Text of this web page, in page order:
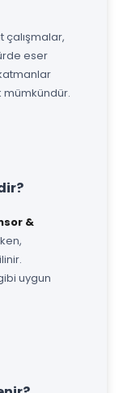
çalışmalar,
eser
mümkündür.
&
uygun